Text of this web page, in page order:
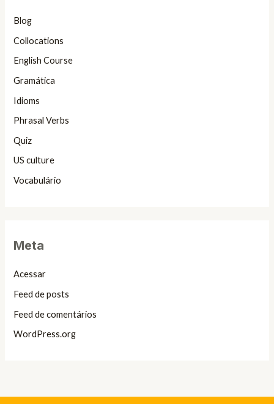
Blog
Collocations
English Course
Gramática
Idioms
Phrasal Verbs
Quiz
US culture
Vocabulário
Meta
Acessar
Feed de posts
Feed de comentários
WordPress.org